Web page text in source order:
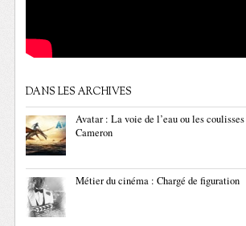
DANS LES ARCHIVES
Avatar : La voie de l’eau ou les
Cameron
Métier du cinéma : Chargé de figuration